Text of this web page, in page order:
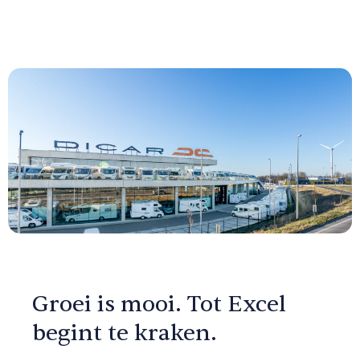
Groei is mooi. Tot Excel
begint te kraken.